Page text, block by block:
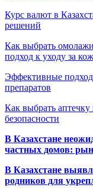
Курс валют в
решений
Как выбрать
подход к уходу за
Эффективные
препаратов
Как выбрать
безопасности
В Казахстане
частных домов:
В Казахстане
родников для